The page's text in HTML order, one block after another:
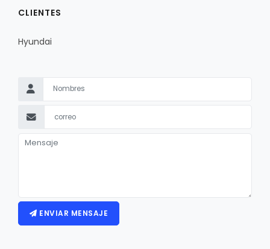
CLIENTES
Hyundai
ENVIAR MENSAJE